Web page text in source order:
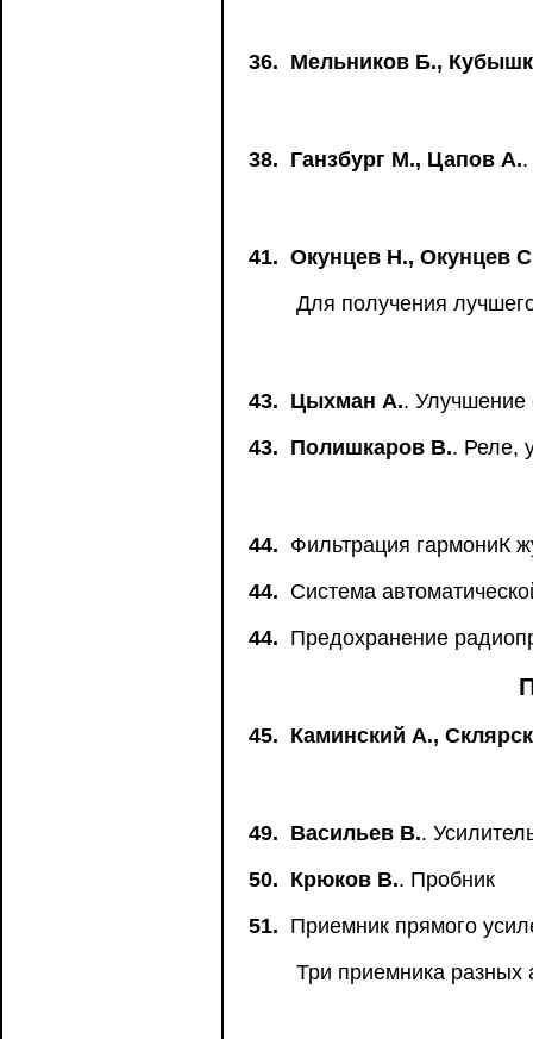
36. Мельников Б.,
38. Ганзбург М., Цапов А..
41. Окунцев Н., Окунцев
Для получения
43. Цыхман А.. Улучшение
43. Полишкаров В.. Реле,
44. Фильтрация гармониК
44. Система
44. Предохранение
45. Каминский А.,
49. Васильев В..
50. Крюков В.. Пробник
51. Приемник прямого
Три приемника разных